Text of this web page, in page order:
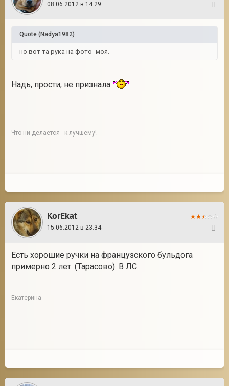
08.06.2012 в 14:29
Quote (Nadya1982)
но вот та рука на фото -моя.
Надь, прости, не признала
Что ни делается - к лучшему!
KorEkat
15.06.2012 в 23:34
Есть хорошие ручки на французского бульдога
примерно 2 лет. (Тарасово). В ЛС.
Екатерина